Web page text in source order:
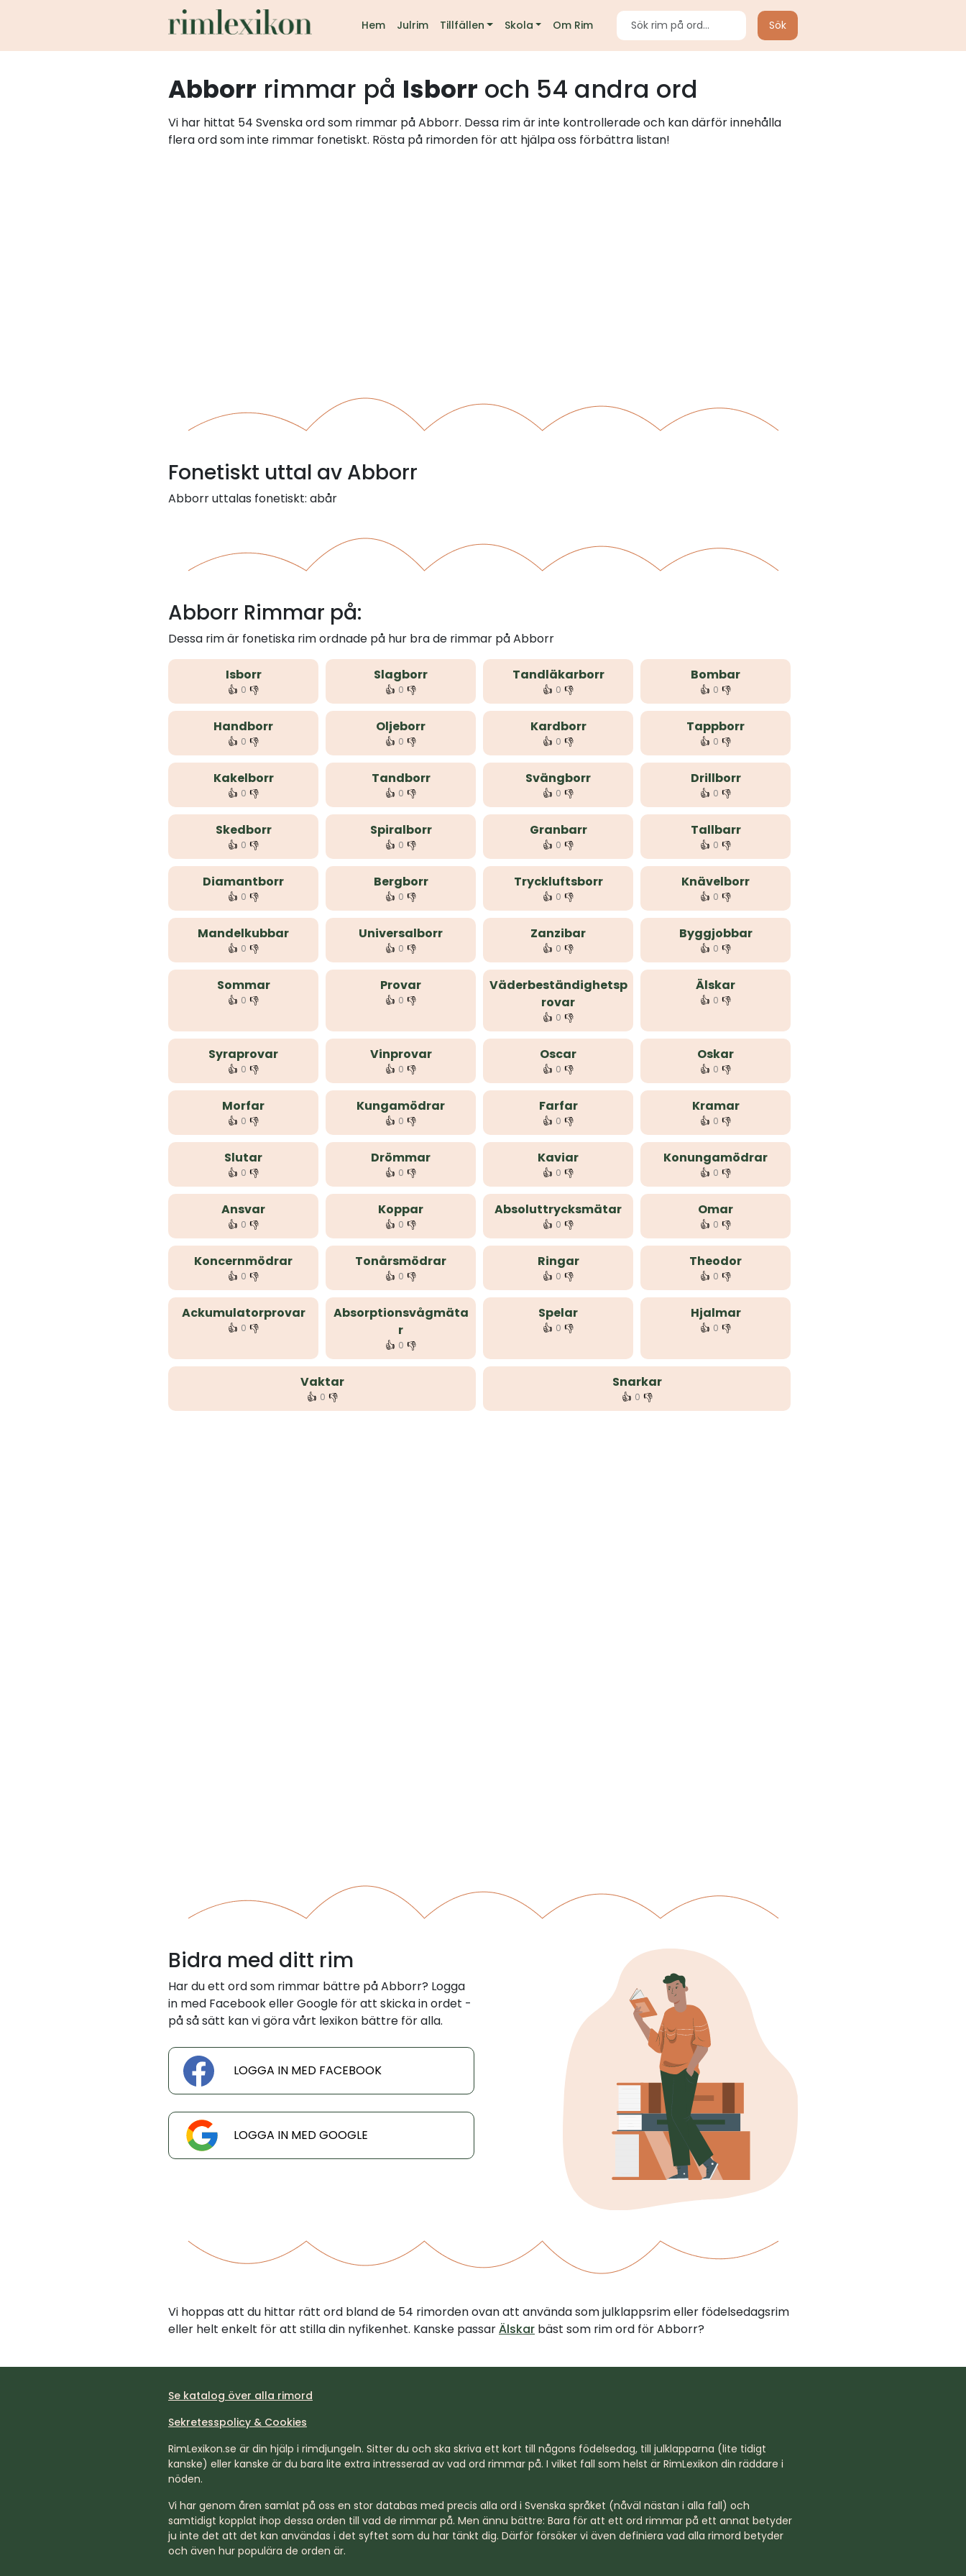
Hem Julrim Tillfällen Skola Om Rim Sök
Abborr rimmar på Isborr och 54 andra ord
Vi har hittat 54 Svenska ord som rimmar på Abborr. Dessa rim är inte kontrollerade och kan därför innehålla
flera ord som inte rimmar fonetiskt. Rösta på rimorden för att hjälpa oss förbättra listan!
Fonetiskt uttal av Abborr
Abborr uttalas fonetiskt: abår
Abborr Rimmar på:
Dessa rim är fonetiska rim ordnade på hur bra de rimmar på Abborr
Isborr
👍 0 👎
Slagborr
👍 0 👎
Tandläkarborr
👍 0 👎
Bombar
👍 0 👎
Handborr
👍 0 👎
Oljeborr
👍 0 👎
Kardborr
👍 0 👎
Tappborr
👍 0 👎
Kakelborr
👍 0 👎
Tandborr
👍 0 👎
Svängborr
👍 0 👎
Drillborr
👍 0 👎
Skedborr
👍 0 👎
Spiralborr
👍 0 👎
Granbarr
👍 0 👎
Tallbarr
👍 0 👎
Diamantborr
👍 0 👎
Bergborr
👍 0 👎
Tryckluftsborr
👍 0 👎
Knävelborr
👍 0 👎
Mandelkubbar
👍 0 👎
Universalborr
👍 0 👎
Zanzibar
👍 0 👎
Byggjobbar
👍 0 👎
Sommar
👍 0 👎
Provar
👍 0 👎
Väderbeständighetsp
rovar
👍 0 👎
Älskar
👍 0 👎
Syraprovar
👍 0 👎
Vinprovar
👍 0 👎
Oscar
👍 0 👎
Oskar
👍 0 👎
Morfar
👍 0 👎
Kungamödrar
👍 0 👎
Farfar
👍 0 👎
Kramar
👍 0 👎
Slutar
👍 0 👎
Drömmar
👍 0 👎
Kaviar
👍 0 👎
Konungamödrar
👍 0 👎
Ansvar
👍 0 👎
Koppar
👍 0 👎
Absoluttrycksmätar
👍 0 👎
Omar
👍 0 👎
Koncernmödrar
👍 0 👎
Tonårsmödrar
👍 0 👎
Ringar
👍 0 👎
Theodor
👍 0 👎
Ackumulatorprovar
👍 0 👎
Absorptionsvågmäta
r
👍 0 👎
Spelar
👍 0 👎
Hjalmar
👍 0 👎
Vaktar
👍 0 👎
Snarkar
👍 0 👎
Bidra med ditt rim
Har du ett ord som rimmar bättre på Abborr? Logga
in med Facebook eller Google för att skicka in ordet -
på så sätt kan vi göra vårt lexikon bättre för alla.
LOGGA IN MED FACEBOOK
LOGGA IN MED GOOGLE
Vi hoppas att du hittar rätt ord bland de 54 rimorden ovan att använda som julklappsrim eller födelsedagsrim
eller helt enkelt för att stilla din nyfikenhet. Kanske passarÄlskar bäst som rim ord för Abborr?
Se katalog över alla rimord
Sekretesspolicy & Cookies
RimLexikon.se är din hjälp i rimdjungeln. Sitter du och ska skriva ett kort till någons födelsedag, till julklapparna (lite tidigt
kanske) eller kanske är du bara lite extra intresserad av vad ord rimmar på. I vilket fall som helst är RimLexikon din räddare i
nöden.
Vi har genom åren samlat på oss en stor databas med precis alla ord i Svenska språket (nåväl nästan i alla fall) och
samtidigt kopplat ihop dessa orden till vad de rimmar på. Men ännu bättre: Bara för att ett ord rimmar på ett annat betyder
ju inte det att det kan användas i det syftet som du har tänkt dig. Därför försöker vi även definiera vad alla rimord betyder
och även hur populära de orden är.